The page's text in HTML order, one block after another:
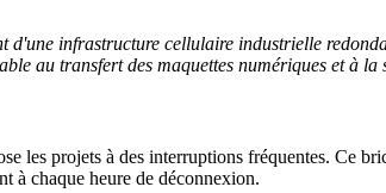
infrastructure cellulaire industrielle
au transfert des maquettes numériques et à la
les projets à des interruptions fréquentes. Ce
à chaque heure de déconnexion.